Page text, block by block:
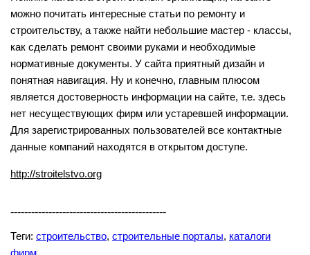
можно почитать интересные статьи по ремонту и
строительству, а также найти небольшие мастер - классы,
как сделать ремонт своими руками и необходимые
нормативные документы. У сайта приятный дизайн и
понятная навигация. Ну и конечно, главным плюсом
является достоверность информации на сайте, т.е. здесь
нет несуществующих фирм или устаревшей информации.
Для зарегистрированных пользователей все контактные
данные компаний находятся в открытом доступе.
http://stroitelstvo.org
---------------------------------------------
Теги: строительство, строительные порталы, каталоги
фирм